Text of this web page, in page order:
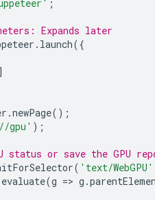
;
Expands later
. launch({
]
.newPage();
gpu' );
status or save the GPU
( 'text/WebGPU'
evaluate(g => g .